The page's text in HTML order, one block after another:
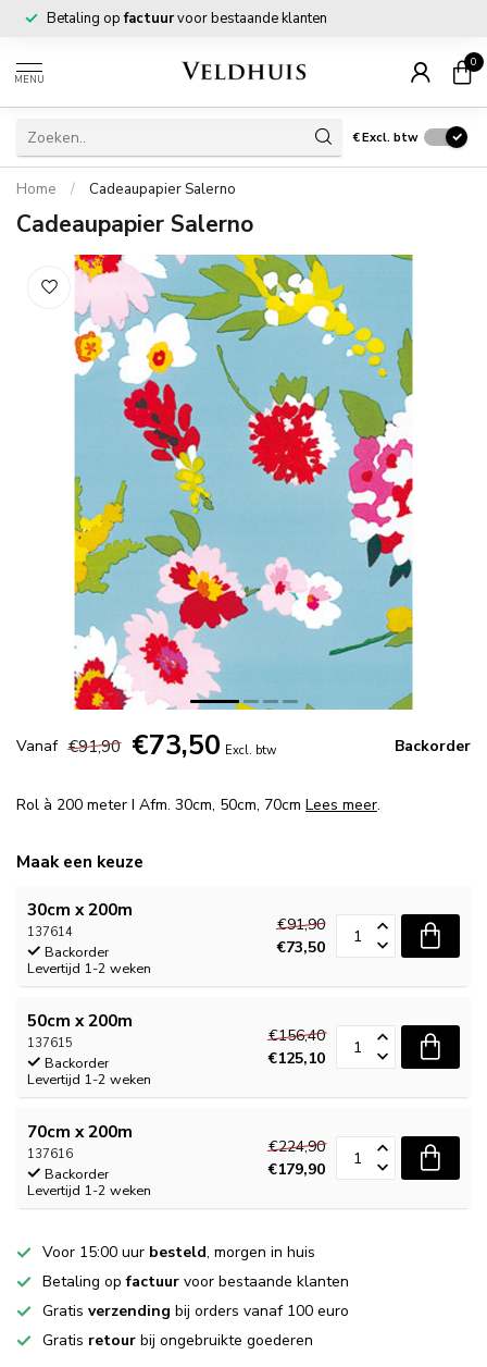
Betaling opfactuurvoor bestaande klanten
MENU
0
€Excl. btw
Home / Cadeaupapier Salerno
Cadeaupapier Salerno
Vanaf €91,90 €73,50 Excl. btw Backorder
Rol à 200 meter I Afm. 30cm, 50cm, 70cm Lees meer.
Maak een keuze
30cm x 200m
137614
Backorder
Levertijd 1-2 weken
€91,90
€73,50
50cm x 200m
137615
Backorder
Levertijd 1-2 weken
€156,40
€125,10
70cm x 200m
137616
Backorder
Levertijd 1-2 weken
€224,90
€179,90
Voor 15:00 uur besteld, morgen in huis
Betaling opfactuur voor bestaande klanten
Gratis verzending bij orders vanaf 100 euro
Gratis retour bij ongebruikte goederen